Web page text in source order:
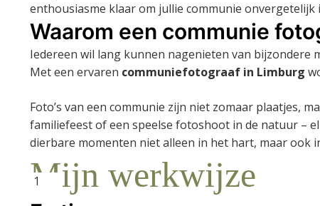
enthousiasme klaar om jullie communie onvergetelijk
Waarom een communie
Iedereen wil lang kunnen nagenieten van bijzondere
Met een ervaren communiefotograaf in Limburg
Foto’s van een communie zijn niet zomaar plaatjes,
familiefeest of een speelse fotoshoot in de natuur –
dierbare momenten niet alleen in het hart, maar ook
Mijn werkwijze
1